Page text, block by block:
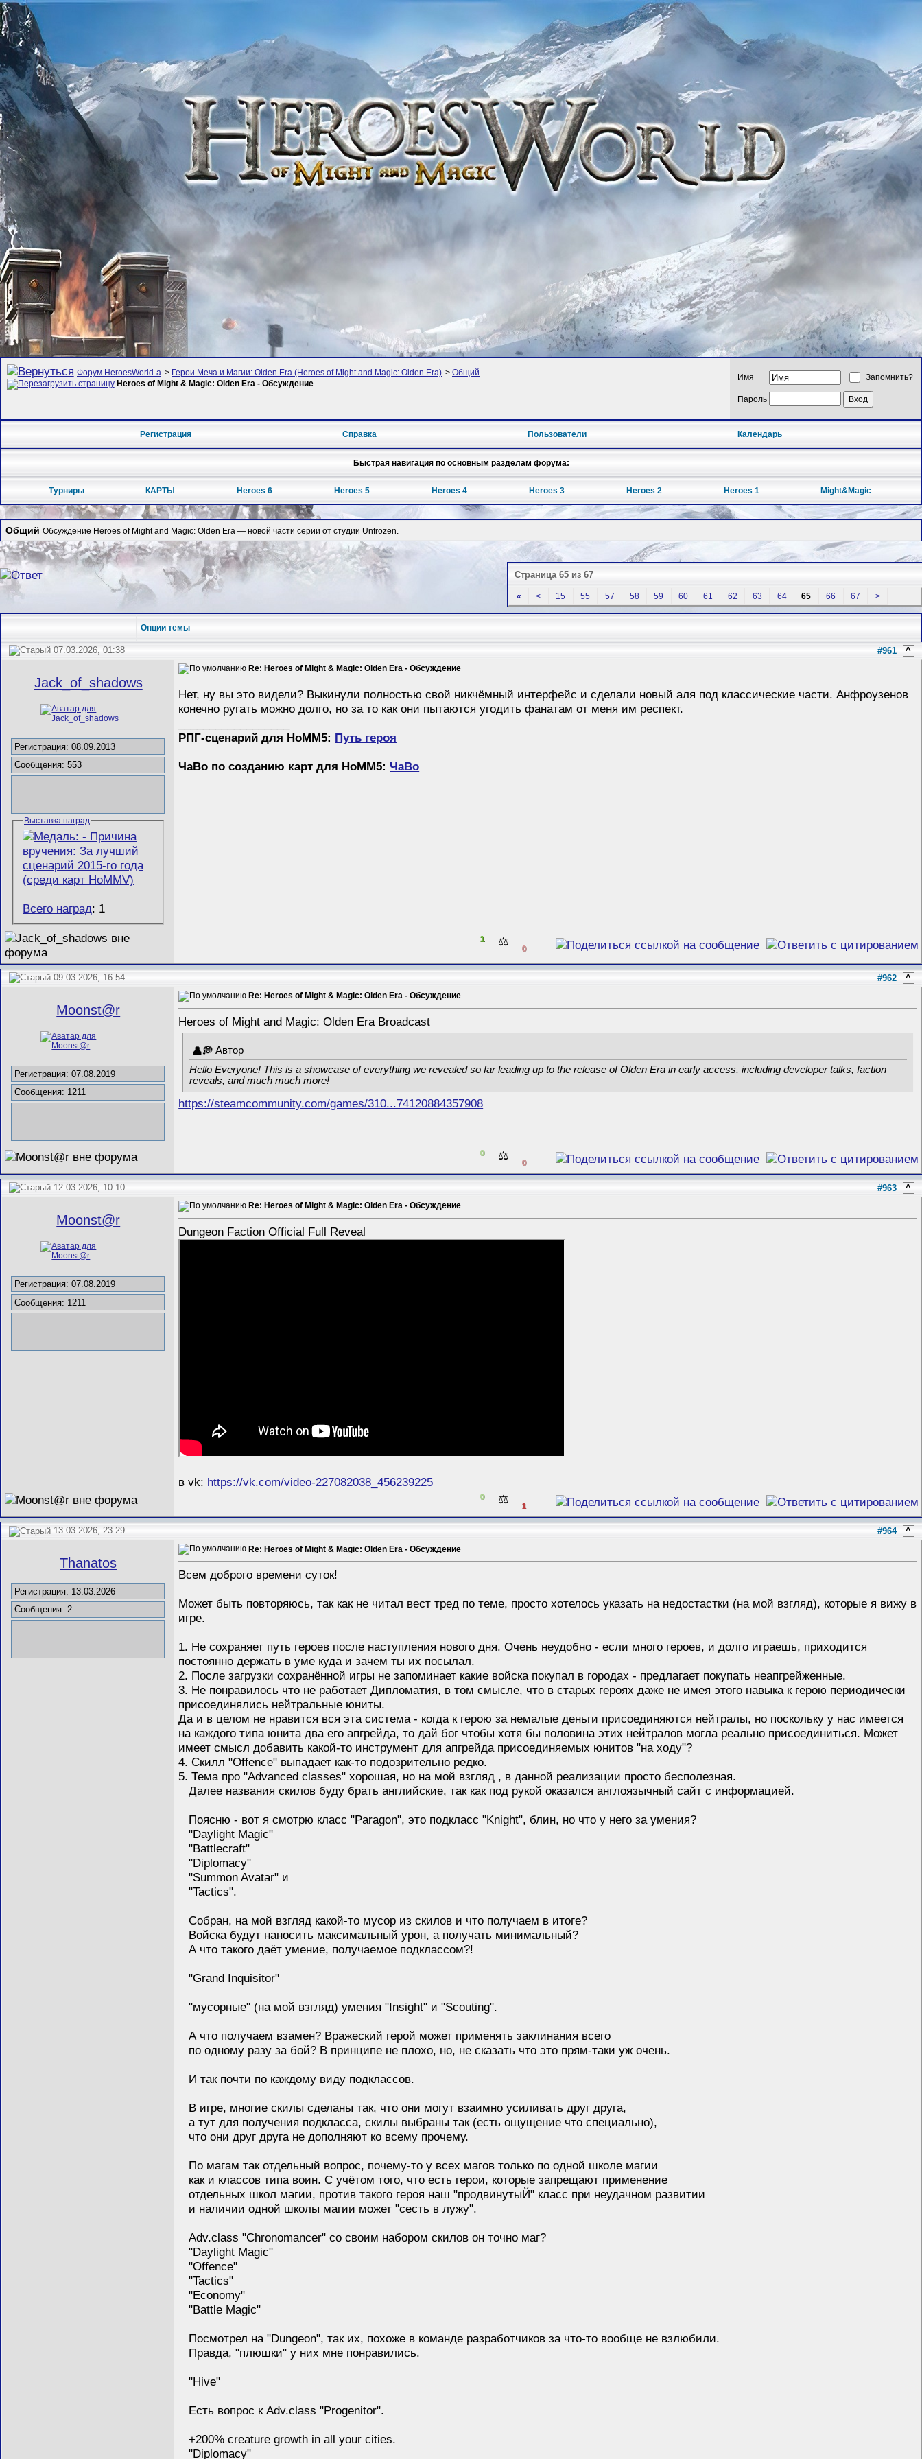
Форум HeroesWorld-а > Герои Меча и Магии: Olden Era (Heroes of Might and Magic: Olden Era) > Общий
Heroes of Might & Magic: Olden Era - Обсуждение
Имя Запомнить?
Пароль
Регистрация Справка Пользователи Календарь
Быстрая навигация по основным разделам форума:
Турниры КАРТЫ Heroes 6 Heroes 5 Heroes 4 Heroes 3 Heroes 2 Heroes 1 Might&Magic
Общий Обсуждение Heroes of Might and Magic: Olden Era — новой части серии от студии Unfrozen.
Страница 65 из 67
« < 15 55 57 58 59 60 61 62 63 64 65 66 67 >
Опции темы
07.03.2026, 01:38 #961 ^
Jack_of_shadows
Регистрация: 08.09.2013
Сообщения: 553
Выставка наград
Всего наград: 1
Re: Heroes of Might & Magic: Olden Era - Обсуждение
Нет, ну вы это видели? Выкинули полностью свой никчёмный интерфейс и сделали новый аля под классические части. Анфроузенов
конечно ругать можно долго, но за то как они пытаются угодить фанатам от меня им респект.
РПГ-сценарий для HoMM5: Путь героя
ЧаВо по созданию карт для HoMM5: ЧаВо
1 ⚖️ 0
09.03.2026, 16:54 #962 ^
Mооnst@r
Регистрация: 07.08.2019
Сообщения: 1211
Re: Heroes of Might & Magic: Olden Era - Обсуждение
Heroes of Might and Magic: Olden Era Broadcast
Автор
Hello Everyone! This is a showcase of everything we revealed so far leading up to the release of Olden Era in early access, including developer talks, faction
reveals, and much much more!
https://steamcommunity.com/games/310...74120884357908
0 ⚖️ 0
12.03.2026, 10:10 #963 ^
Mооnst@r
Регистрация: 07.08.2019
Сообщения: 1211
Re: Heroes of Might & Magic: Olden Era - Обсуждение
Dungeon Faction Official Full Reveal
в vk: https://vk.com/video-227082038_456239225
0 ⚖️ 1
13.03.2026, 23:29 #964 ^
Thanatos
Регистрация: 13.03.2026
Сообщения: 2
Re: Heroes of Might & Magic: Olden Era - Обсуждение
Всем доброго времени суток!
Может быть повторяюсь, так как не читал вест тред по теме, просто хотелось указать на недостастки (на мой взгляд), которые я вижу в
игре.
1. Не сохраняет путь героев после наступления нового дня. Очень неудобно - если много героев, и долго играешь, приходится
постоянно держать в уме куда и зачем ты их посылал.
2. После загрузки сохранённой игры не запоминает какие войска покупал в городах - предлагает покупать неапгрейженные.
3. Не понравилось что не работает Дипломатия, в том смысле, что в старых героях даже не имея этого навыка к герою периодически
присоединялись нейтральные юниты.
Да и в целом не нравится вся эта система - когда к герою за немалые деньги присоединяются нейтралы, но поскольку у нас имеется
на каждого типа юнита два его апгрейда, то дай бог чтобы хотя бы половина этих нейтралов могла реально присоединиться. Может
имеет смысл добавить какой-то инструмент для апгрейда присоединяемых юнитов "на ходу"?
4. Скилл "Offence" выпадает как-то подозрительно редко.
5. Тема про "Advanced classes" хорошая, но на мой взгляд , в данной реализации просто бесполезная.
Далее названия скилов буду брать английские, так как под рукой оказался англоязычный сайт с информацией.
Поясню - вот я смотрю класс "Paragon", это подкласс "Knight", блин, но что у него за умения?
"Daylight Magic"
"Battlecraft"
"Diplomacy"
"Summon Avatar" и
"Tactics".
Собран, на мой взгляд какой-то мусор из скилов и что получаем в итоге?
Войска будут наносить максимальный урон, а получать минимальный?
А что такого даёт умение, получаемое подклассом?!
"Grand Inquisitor"
"мусорные" (на мой взгляд) умения "Insight" и "Scouting".
А что получаем взамен? Вражеский герой может применять заклинания всего
по одному разу за бой? В принципе не плохо, но, не сказать что это прям-таки уж очень.
И так почти по каждому виду подклассов.
В игре, многие скилы сделаны так, что они могут взаимно усиливать друг друга,
а тут для получения подкласса, скилы выбраны так (есть ощущение что специально),
что они друг друга не дополняют ко всему прочему.
По магам так отдельный вопрос, почему-то у всех магов только по одной школе магии
как и классов типа воин. С учётом того, что есть герои, которые запрещают применение
отдельных школ магии, против такого героя наш "продвинутыЙ" класс при неудачном развитии
и наличии одной школы магии может "сесть в лужу".
Adv.class "Chronomancer" со своим набором скилов он точно маг?
"Daylight Magic"
"Offence"
"Tactics"
"Economy"
"Battle Magic"
Посмотрел на "Dungeon", так их, похоже в команде разработчиков за что-то вообще не взлюбили.
Правда, "плюшки" у них мне понравились.
"Hive"
Есть вопрос к Adv.class "Progenitor".
+200% creature growth in all your cities.
"Diplomacy"